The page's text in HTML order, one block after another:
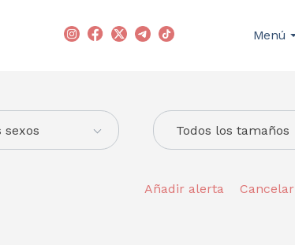
Menú
sexos Todos los tamaños
Cancelar
Añadir alerta